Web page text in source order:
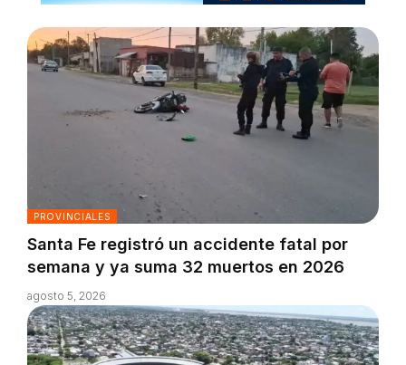
PROVINCIALES
Santa Fe registró un accidente fatal por
semana y ya suma 32 muertos en 2026
agosto 5, 2026